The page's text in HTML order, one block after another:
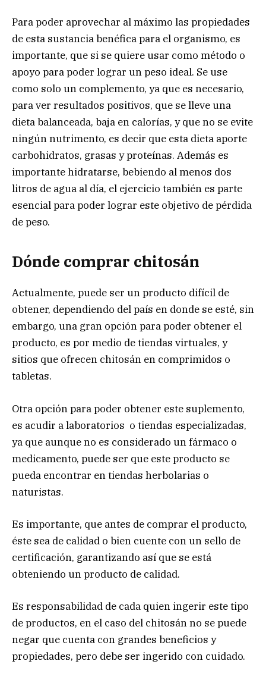
Para poder aprovechar al máximo las propiedades
de esta sustancia benéfica para el organismo, es
importante, que si se quiere usar como método o
apoyo para poder lograr un peso ideal. Se use
como solo un complemento, ya que es necesario,
para ver resultados positivos, que se lleve una
dieta balanceada, baja en calorías, y que no se evite
ningún nutrimento, es decir que esta dieta aporte
carbohidratos, grasas y proteínas. Además es
importante hidratarse, bebiendo al menos dos
litros de agua al día, el ejercicio también es parte
esencial para poder lograr este objetivo de pérdida
de peso.
Dónde comprar chitosán
Actualmente, puede ser un producto difícil de
obtener, dependiendo del país en donde se esté, sin
embargo, una gran opción para poder obtener el
producto, es por medio de tiendas virtuales, y
sitios que ofrecen chitosán en comprimidos o
tabletas.
Otra opción para poder obtener este suplemento,
es acudir a laboratorios o tiendas especializadas,
ya que aunque no es considerado un fármaco o
medicamento, puede ser que este producto se
pueda encontrar en tiendas herbolarias o
naturistas.
Es importante, que antes de comprar el producto,
éste sea de calidad o bien cuente con un sello de
certificación, garantizando así que se está
obteniendo un producto de calidad.
Es responsabilidad de cada quien ingerir este tipo
de productos, en el caso del chitosán no se puede
negar que cuenta con grandes beneficios y
propiedades, pero debe ser ingerido con cuidado.